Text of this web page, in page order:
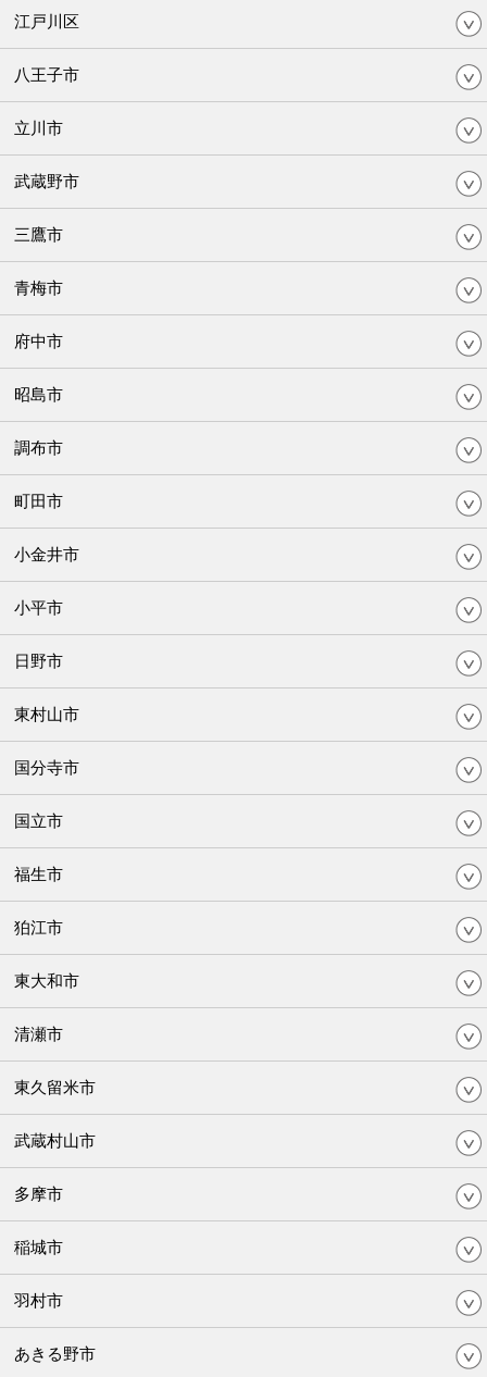
江戸川区
八王子市
立川市
武蔵野市
三鷹市
青梅市
府中市
昭島市
調布市
町田市
小金井市
小平市
日野市
東村山市
国分寺市
国立市
福生市
狛江市
東大和市
清瀬市
東久留米市
武蔵村山市
多摩市
稲城市
羽村市
あきる野市